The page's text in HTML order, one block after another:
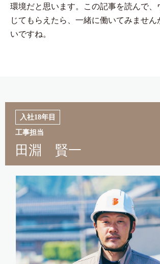
環境だと思います。この記事を読んで、
じてもらえたら、一緒に働いてみません
いですね。
入社18年目
工事担当
田淵 賢一